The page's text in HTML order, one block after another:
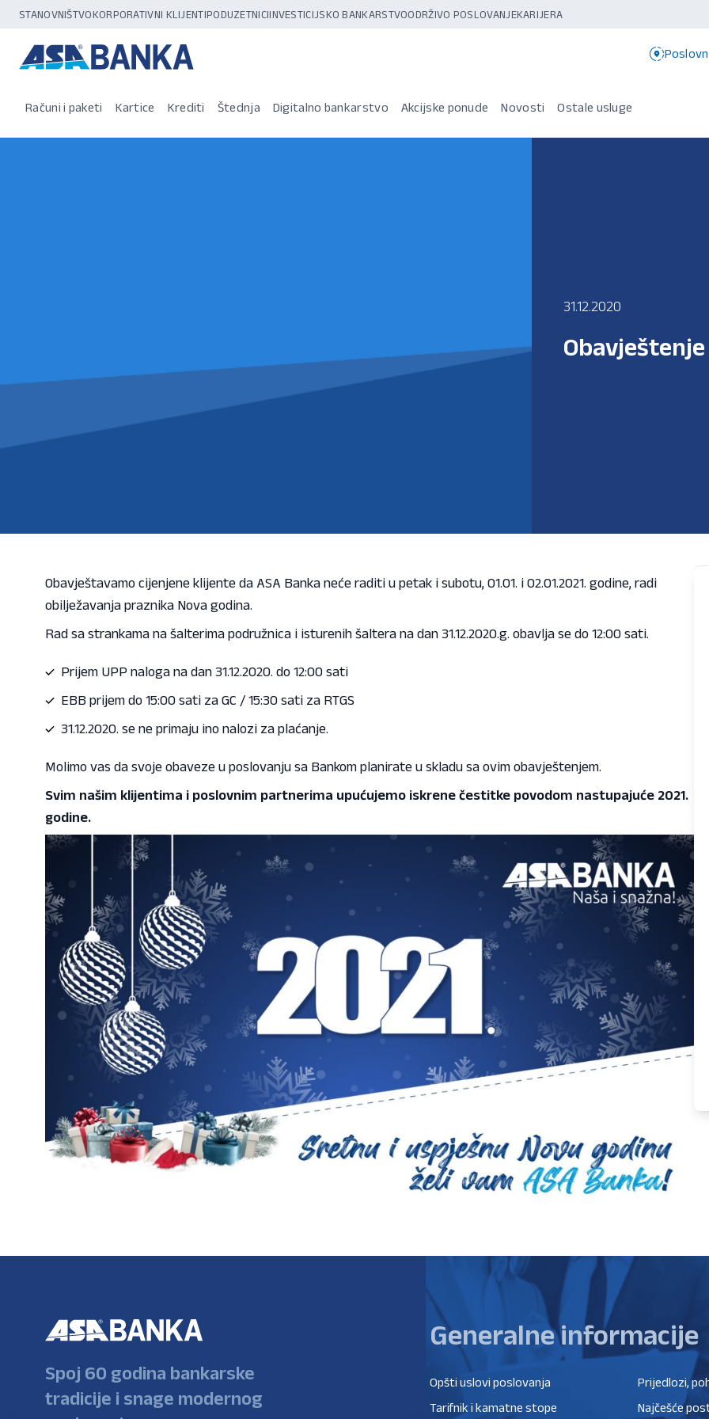
STANOVNIŠTVOKORPORATIVNI KLIJENTIPODUZETNICIINVESTICIJSKO BANKARSTVOODRŽIVO POSLOVANJEKARIJERA
Računi i paketi Kartice Krediti Štednja Digitalno bankarstvo Akcijske ponude Novosti Ostale usluge
31.12.2020
Obavještavamo cijenjene klijente da ASA Banka neće raditi u petak i subotu, 01.01. i 02.01.2021. godine, radi
obilježavanja praznika Nova godina.
Rad sa strankama na šalterima podružnica i isturenih šaltera na dan 31.12.2020.g. obavlja se do 12:00 sati.
Prijem UPP naloga na dan 31.12.2020. do 12:00 sati
EBB prijem do 15:00 sati za GC / 15:30 sati za RTGS
31.12.2020. se ne primaju ino nalozi za plaćanje.
Molimo vas da svoje obaveze u poslovanju sa Bankom planirate u skladu sa ovim obavještenjem.
Svim našim klijentima i poslovnim partnerima upućujemo iskrene čestitke povodom nastupajuće 2021.
godine.
Spoj 60 godina bankarske
tradicije i snage modernog
Generalne informacije
Opšti uslovi poslovanja
Tarifnik i kamatne stope
Prijedlozi,
Najčešće